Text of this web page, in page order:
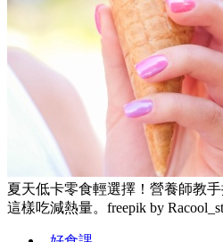
夏天低卡零食輕選擇！營養師教
這樣吃減熱量。freepik by